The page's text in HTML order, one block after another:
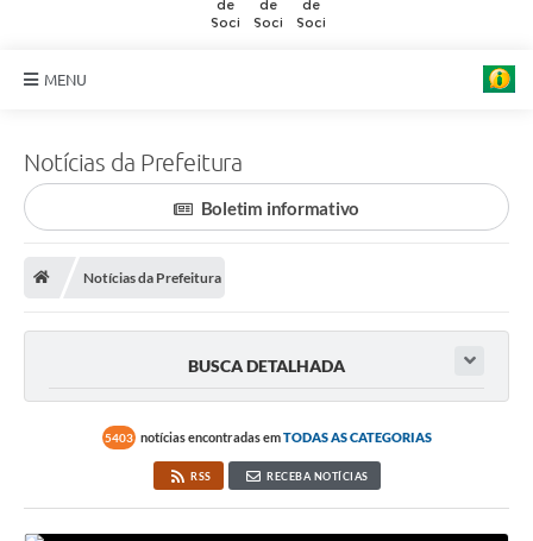
MENU
Saneamento
Ouvidorias
Carta de Serviços
Vice-Prefeito Municipal
Notícias da Prefeitura
Boletim informativo
Notícias da Prefeitura
BUSCA DETALHADA
5403 notícias encontradas emTODAS AS CATEGORIAS
RSS RECEBA NOTÍCIAS